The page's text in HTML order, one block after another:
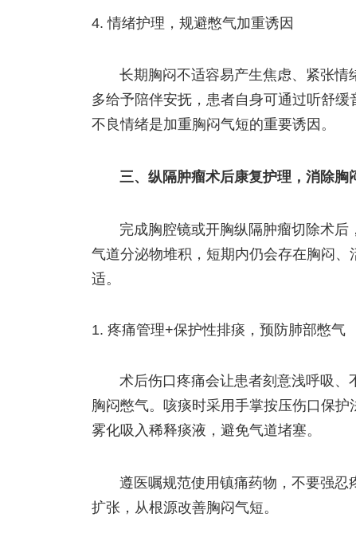
情绪护理，规避憋气加重诱因
长期胸闷不适容易产生焦虑、紧张
多给予陪伴安抚，患者自身可通过听舒
不良情绪是加重胸闷气短的重要诱因。
三、纵隔肿瘤术后康复护理，消除胸
完成胸腔镜或开胸纵隔肿瘤切除术后
气道分泌物堆积，短期内仍会存在胸闷
适。
疼痛管理+保护性排痰，预防肺部憋气
术后伤口疼痛会让患者刻意浅呼吸
胸闷憋气。咳痰时采用手掌按压伤口保
雾化吸入稀释痰液，避免气道堵塞。
遵医嘱规范使用镇痛药物，不要强
扩张，从根源改善胸闷气短。